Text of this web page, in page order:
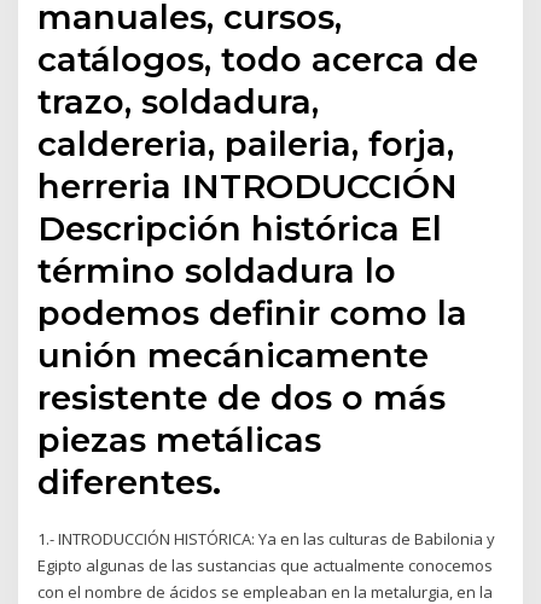
manuales, cursos,
catálogos, todo acerca de
trazo, soldadura,
caldereria, paileria, forja,
herreria INTRODUCCIÓN
Descripción histórica El
término soldadura lo
podemos definir como la
unión mecánicamente
resistente de dos o más
piezas metálicas
diferentes.
1.- INTRODUCCIÓN HISTÓRICA: Ya en las culturas de Babilonia y
Egipto algunas de las sustancias que actualmente conocemos
con el nombre de ácidos se empleaban en la metalurgia, en la